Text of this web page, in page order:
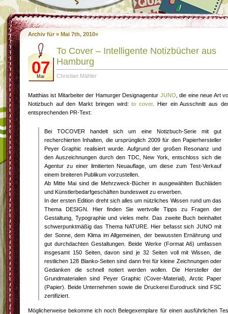
Archiv für » Mai 7th, 2010«
07
Mai
To Cover – Intelligente Notizbücher aus
Hamburg
Christian Mähler
Matthias ist Mitarbeiter der Hamurger Designagentur JUNO , die eine neue Art
Notizbuch auf den Markt bringen wird:to cover. Hier ein Ausschnitt aus
entsprechenden PR-Text:
Bei TOCOVER handelt sich um eine Notizbuch-Serie mit gut
recherchierten Inhalten, die ursprünglich 2009 für den Papierhersteller
Peyer Graphic realisiert wurde. Aufgrund der großen Resonanz und
den Auszeichnungen durch den TDC, New York, entschloss sich die
Agentur zu einer limitierten Neuauflage, um diese zum Test-Verkauf
einem breiteren Publikum vorzustellen.
Ab Mitte Mai sind die Mehrzweck-Bücher in ausgewählten Buchläden
und Künstlerbedarfgeschäften bundesweit zu erwerben.
In der ersten Edition dreht sich alles um nützliches Wissen rund um das
Thema DESIGN. Hier finden Sie wertvolle Tipps zu Fragen der
Gestaltung, Typographie und vieles mehr. Das zweite Buch beinhaltet
schwerpunktmäßig das Thema NATURE. Hier befasst sich JUNO mit
der Sonne, dem Klima im Allgemeinen, der bewussten Ernährung und
gut durchdachten Gestaltungen. Beide Werke (Format A6) umfassen
insgesamt 150 Seiten, davon sind je 32 Seiten voll mit Wissen, die
restlichen 128 Blanko-Seiten sind dann frei für kleine Zeichnungen oder
Gedanken die schnell notiert werden wollen. Die Hersteller der
Grundmaterialien sind Peyer Graphic (Cover-Material), Arctic Paper
(Papier). Beide Unternehmen sowie die Druckerei Eurodruck sind FSC
zertifiziert.
Möglicherweise bekomme ich noch Belegexemplare für einen ausführlichen